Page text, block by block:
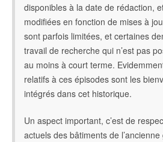
disponibles à la date de rédaction,
modifiées en fonction de mises à
sont parfois limitées, et certaines
travail de recherche qui n’est pas
au moins à court terme.
relatifs à ces épisodes sont les
intégrés dans cet historique.
Un aspect important, c’est de
actuels des bâtiments de